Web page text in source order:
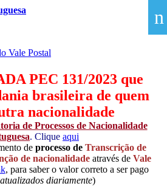
Vale Postal
PEC 131/2023 que
brasileira de quem
nacionalidade
de Processos de Nacionalidade
. Clique aqui
de processo de Transcrição de
de nacionalidade através de Vale
, para saber o valor correto a ser pago
diariamente)
n